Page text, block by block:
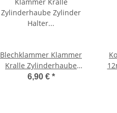
Blechklammer Klammer
Kralle Zylinderhaube
Zylinder Halter -
6,90 € *